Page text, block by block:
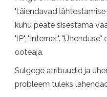
"täiendavad lähtestamise
kuhu peate sisestama
"IP", "Internet".
ooteaja.
Sulgege atribuudid ja
probleem tuleks